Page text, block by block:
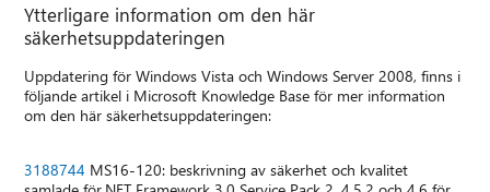
Ytterligare information om den här
säkerhetsuppdateringen
Uppdatering för Windows Vista och Windows Server 2008, finns i
följande artikel i Microsoft Knowledge Base för mer information
om den här säkerhetsuppdateringen:
3188744 MS16-120: beskrivning av säkerhet och kvalitet